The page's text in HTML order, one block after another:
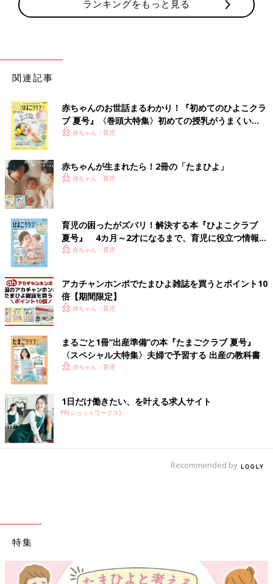
ランキングをもっと見る
関連記事
赤ちゃんのお世話まるわかり！『初めてのひよこクラ
ブ 夏号』〈巻頭大特集〉初めての授乳がうまくい
く！ おっぱい・ミルクの基本と夏のトラブル 解決テ
赤ちゃん・育児
赤ちゃんが生まれたら！2冊の「たまひよ」
赤ちゃん・育児
育児の困ったがズバリ！解決する本『ひよこクラブ
夏号』 4カ月～2才になるまで、育児に役立つ情報が
いっぱい！
赤ちゃん・育児
アカチャンホンポでたまひよ雑誌を買うとポイント10
倍【期間限定】
赤ちゃん・育児
まるごと1冊“出産準備”の本『たまごクラブ 夏号』
〈スペシャル大特集〉夫婦で予習する 出産の教科書
赤ちゃん・育児
1日だけ働きたい、を叶える求人サイト
PR(ショットワークス)
Recommended by
特集